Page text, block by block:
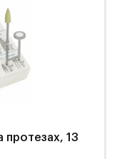
протезах, 13